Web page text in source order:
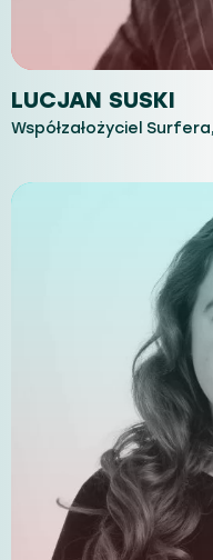
LUCJAN SUSKI
Współzałożyciel